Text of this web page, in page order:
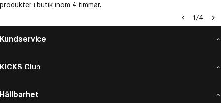
produkter i butik inom 4 timmar.
1/4
Kundservice
KICKS Club
Hållbarhet